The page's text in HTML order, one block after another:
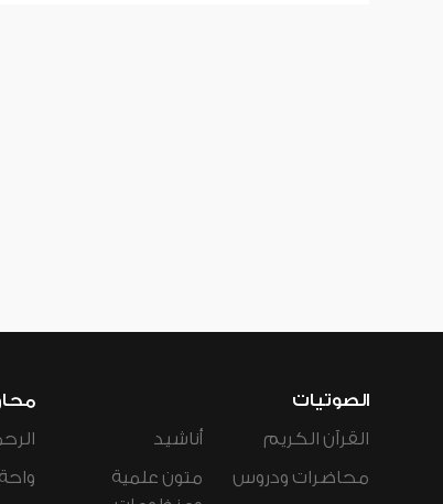
الصوتيات
القرآن الكريم
محاضرات ودروس
أناشيد
متون علمية